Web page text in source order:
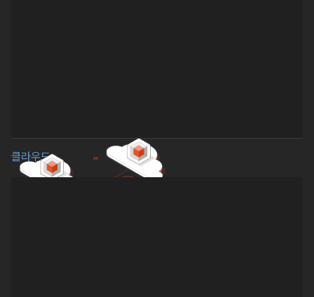
클라우드 ›